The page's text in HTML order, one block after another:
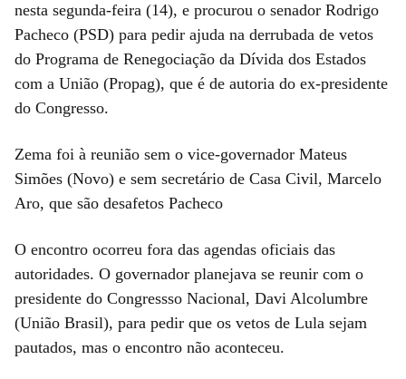
nesta segunda-feira (14), e procurou o senador Rodrigo
Pacheco (PSD) para pedir ajuda na derrubada de vetos
do Programa de Renegociação da Dívida dos Estados
com a União (Propag), que é de autoria do ex-presidente
do Congresso.
Zema foi à reunião sem o vice-governador Mateus
Simões (Novo) e sem secretário de Casa Civil, Marcelo
Aro, que são desafetos Pacheco
O encontro ocorreu fora das agendas oficiais das
autoridades. O governador planejava se reunir com o
presidente do Congressso Nacional, Davi Alcolumbre
(União Brasil), para pedir que os vetos de Lula sejam
pautados, mas o encontro não aconteceu.